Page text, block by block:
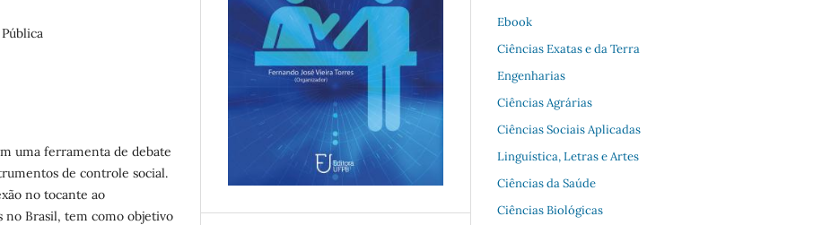
uma ferramenta de debate
de controle social.
no tocante ao
no Brasil, tem como objetivo
Ebook
Ciências Exatas e da Terra
Engenharias
Ciências Agrárias
Ciências Sociais Aplicadas
Linguística, Letras e Artes
Ciências da Saúde
Ciências Biológicas